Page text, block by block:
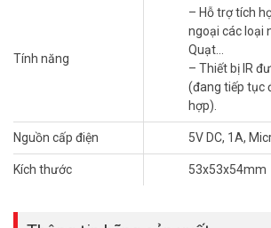
Hỗ trợ học lệnh từ điều khiển IR
Cuộc sống thật là thoải mái, thật thông
nhà bạn bây giờ điều khiển dễ dàng
Smartphone của bạn. Còn tuyệt vời hơn
lập kịch bản cho các thiết bị trong nhà một
Hãy liên hệ ngay
Vũ Hoàng Telecomđể được
thông minh chuyên nghiệp, uy tín nhé!
Tính năng
– Hỗ trợ tích
ngoại các loại
Quạt…
– Thiết bị IR
(đang tiếp tục
hợp).
Nguồn cấp điện 5V DC, 1A,
Kích thước 53x53x54mm